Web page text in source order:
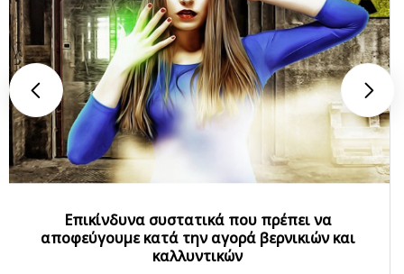
Επικίνδυνα συστατικά που πρέπει να
αποφεύγουμε κατά την αγορά βερνικιών και
καλλυντικών